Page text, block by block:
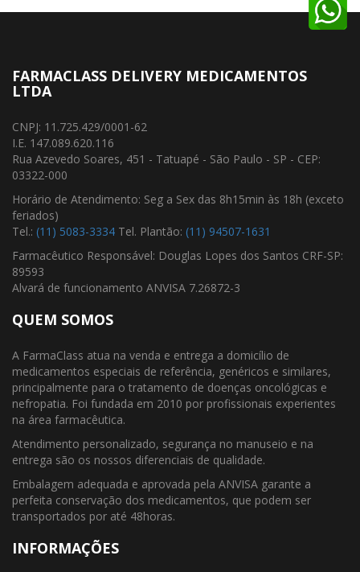
FARMACLASS DELIVERY MEDICAMENTOS
LTDA
CNPJ: 11.725.429/0001-62
I.E. 147.089.620.116
Rua Azevedo Soares, 451 - Tatuapé - São Paulo - SP - CEP:
03322-000
Horário de Atendimento: Seg a Sex das 8h15min às 18h (exceto
feriados)
Tel.: (11) 5083-3334 Tel. Plantão: (11) 94507-1631
Farmacêutico Responsável: Douglas Lopes dos Santos CRF-SP:
89593
Alvará de funcionamento ANVISA 7.26872-3
QUEM SOMOS
A FarmaClass atua na venda e entrega a domicílio de
medicamentos especiais de referência, genéricos e similares,
principalmente para o tratamento de doenças oncológicas e
nefropatia. Foi fundada em 2010 por profissionais experientes
na área farmacêutica.
Atendimento personalizado, segurança no manuseio e na
entrega são os nossos diferenciais de qualidade.
Embalagem adequada e aprovada pela ANVISA garante a
perfeita conservação dos medicamentos, que podem ser
transportados por até 48horas.
INFORMAÇÕES